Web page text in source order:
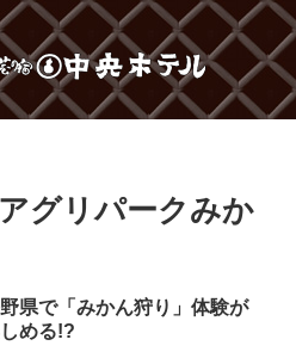
グリパークみか
県で「みかん狩り」体験が
める!?